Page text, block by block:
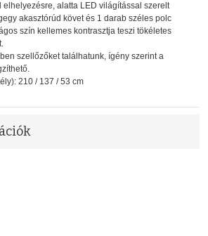
elhelyezésre, alatta LED világítással szerelt
akasztórúd követ és 1 darab széles polc
szín kellemes kontrasztja teszi tökéletes
szellőzőket találhatunk, ígény szerint a
210 / 137 / 53 cm